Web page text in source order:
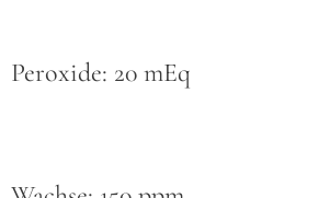
Peroxide: 20 mEq